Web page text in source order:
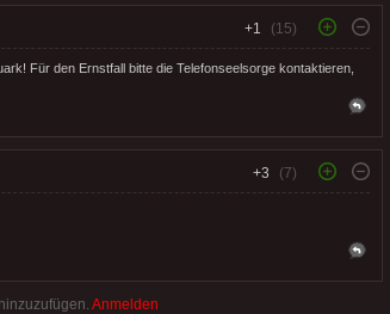
+1 (15)
Für den Ernstfall bitte die Telefonseelsorge kontaktieren,
+3 (7)
Anmelden